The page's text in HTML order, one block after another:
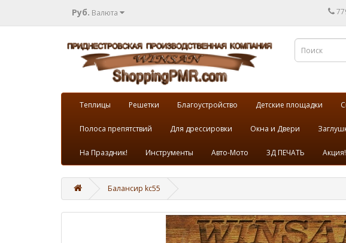
Руб. Валюта
Теплицы Решетки Благоустройство Детские площадки
Полоса препятствий Для дрессировки Окна и Двери
На Праздник! Инструменты Авто-Мото 3Д ПЕЧАТЬ Акция!
Балансир kc55